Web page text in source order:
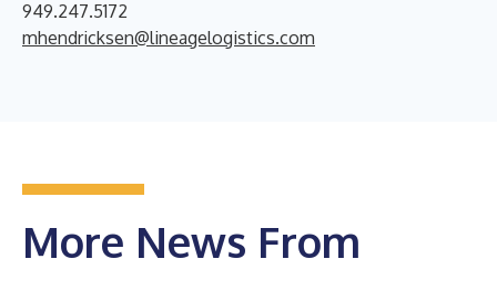
949.247.5172
mhendricksen@lineagelogistics.com
More News From